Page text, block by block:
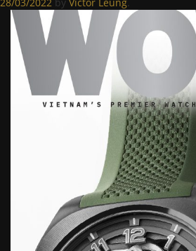
28/03/2022 by Victor Leung.